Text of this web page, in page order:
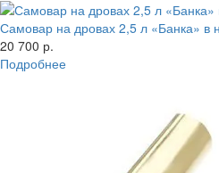
Самовар на дровах 2,5 л «Банка» в
20 700 р.
Подробнее